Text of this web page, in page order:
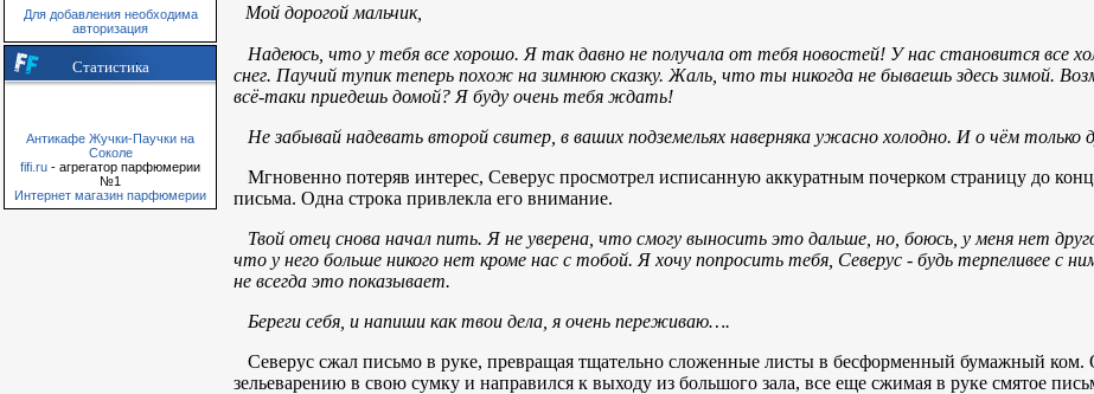
Для добавления необходима
авторизация
Статистика
Антикафе Жучки-Паучки на
Соколе
fifi.ru - агрегатор парфюмерии
№1
Интернет магазин парфюмерии
Мой дорогой мальчик,
Надеюсь, что у тебя все хорошо. Я так давно не получала от тебя новостей! У нас становится все
снег. Паучий тупик теперь похож на зимнюю сказку. Жаль, что ты никогда не бываешь здесь зимой.
всё-таки приедешь домой? Я буду очень тебя ждать!
Не забывай надевать второй свитер, в ваших подземельях наверняка ужасно холодно. И о чём
Мгновенно потеряв интерес, Северус просмотрел исписанную аккуратным почерком страницу до
письма. Одна строка привлекла его внимание.
Твой отец снова начал пить. Я не уверена, что смогу выносить это дальше, но, боюсь, у меня нет
что у него больше никого нет кроме нас с тобой. Я хочу попросить тебя, Северус - будь терпеливее с
не всегда это показывает.
Береги себя, и напиши как твои дела, я очень переживаю….
Северус сжал письмо в руке, превращая тщательно сложенные листы в бесформенный бумажный ком.
зельеварению в свою сумку и направился к выходу из большого зала, все еще сжимая в руке смятое